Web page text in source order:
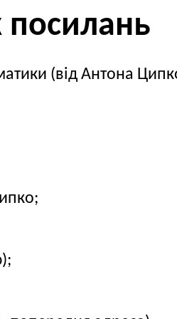
посилань
(від Антона